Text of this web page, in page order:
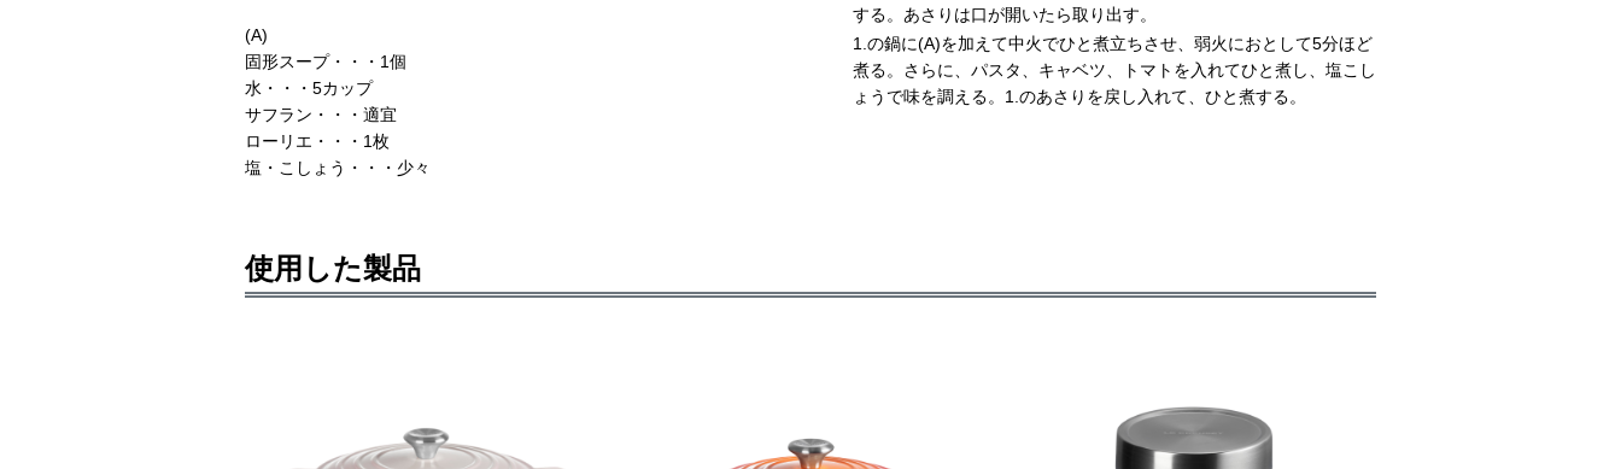
(A)
固形スープ・・・1個
水・・・5カップ
サフラン・・・適宜
ローリエ・・・1枚
塩・こしょう・・・少々
する。あさりは口が開いたら取り出す。
1.の鍋に(A)を加えて中火でひと煮立ちさせ、弱火におとして5分ほど
煮る。さらに、パスタ、キャベツ、トマトを入れてひと煮し、塩こし
ょうで味を調える。1.のあさりを戻し入れて、ひと煮する。
使用した製品